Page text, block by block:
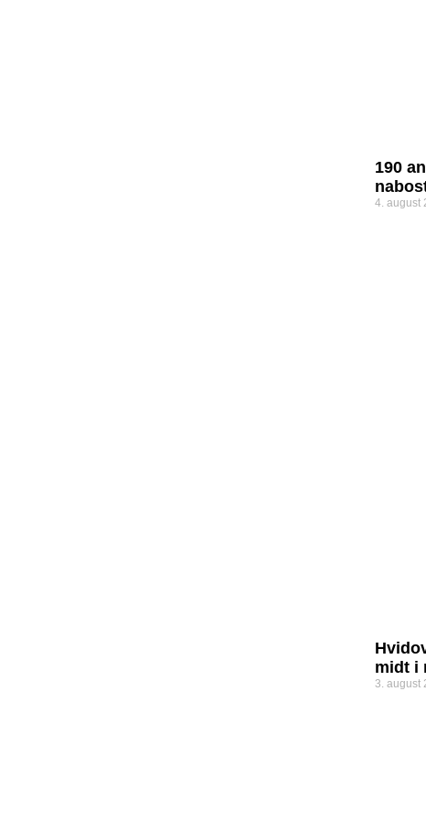
190
4. august
midt i
3. august